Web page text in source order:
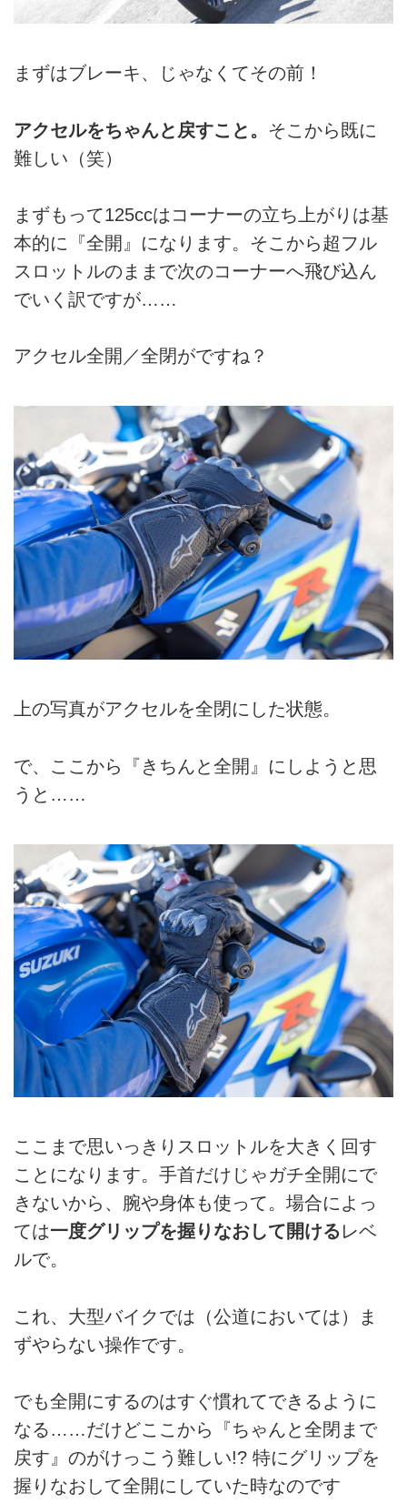
まずはブレーキ、じゃなくてその前！
アクセルをちゃんと戻すこと。 そこから既に
難しい（笑）
まずもって125ccはコーナーの立ち上がりは基
本的に『全開』になります。そこから超フル
スロットルのままで次のコーナーへ飛び込ん
でいく訳ですが……
アクセル全開／全閉がですね？
上の写真がアクセルを全閉にした状態。
で、ここから『きちんと全開』にしようと思
うと……
ここまで思いっきりスロットルを大きく回す
ことになります。手首だけじゃガチ全開にで
きないから、腕や身体も使って。場合によっ
ては一度グリップを握りなおして開ける レベ
ルで。
これ、大型バイクでは（公道においては）ま
ずやらない操作です。
でも全開にするのはすぐ慣れてできるように
なる……だけどここから『ちゃんと全閉まで
戻す』のがけっこう難しい!? 特にグリップを
握りなおして全開にしていた時なのです